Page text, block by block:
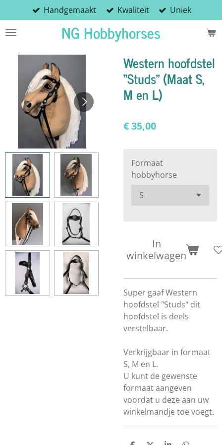
direct
naar
NG Hobbyhorses
Handgemaakt Kwaliteit Uniek
Western hoofdstel
“Studs” (Maat S,
M en L)
€ 35,00
Formaat
hobbyhorse
In
winkelwagen
Super gaaf Western
hoofdstel "Studs" dit
hoofdstel is deels
verstelbaar.
Verkrijgbaar in formaat
S, M en L.
U kunt de gewenste
formaat aangeven
voordat u deze aan uw
winkelmandje toe voegt.